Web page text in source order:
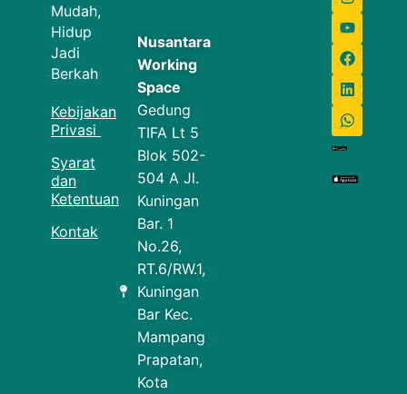
Mudah,
Hidup
Jadi
Berkah
Kebijakan
Privasi
Syarat
dan
Ketentuan
Kontak
Nusantara
Working
Space
Gedung
TIFA Lt 5
Blok 502-
504 A Jl.
Kuningan
Bar. 1
No.26,
RT.6/RW.1,
Kuningan
Bar Kec.
Mampang
Prapatan,
Kota